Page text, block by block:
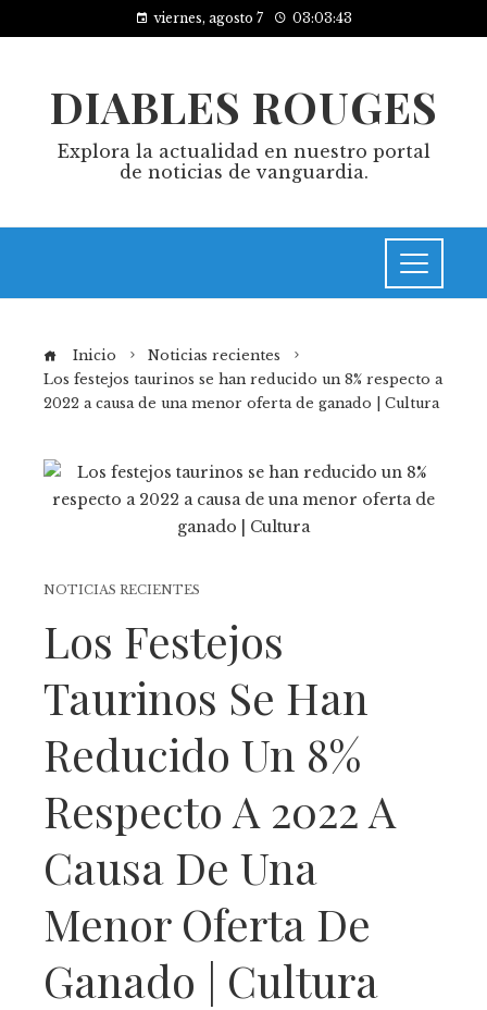
viernes, agosto 7 03:03:44
DIABLES ROUGES
Explora la actualidad en nuestro portal
de noticias de vanguardia.
Inicio
Noticias recientes
Los festejos taurinos se han reducido un 8% respecto a
2022 a causa de una menor oferta de ganado | Cultura
NOTICIAS RECIENTES
Los Festejos
Taurinos Se Han
Reducido Un 8%
Respecto A 2022 A
Causa De Una
Menor Oferta De
Ganado | Cultura